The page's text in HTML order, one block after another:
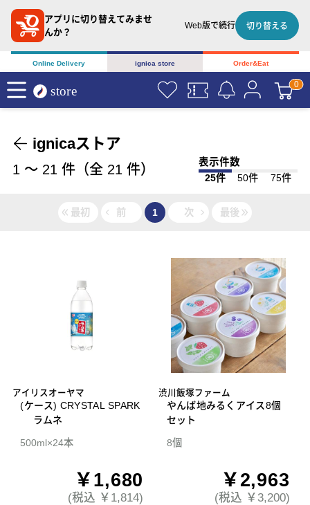
アプリに切り替えてみませ
んか？
Web版で続行 切り替える
Online Delivery ignica store Order&Eat
ignicaストア
1 〜 21 件（全 21 件）
表示件数
25件
50件 75件
最初 前 1 次 最後
アイリスオーヤマ
(ケース) CRYSTAL SPARK
ラムネ
500ml×24本
￥1,680
(税込 ￥1,814)
渋川飯塚ファーム
やんば地みるくアイス8個
セット
8個
￥2,963
(税込 ￥3,200)